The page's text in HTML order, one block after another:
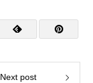
Next post